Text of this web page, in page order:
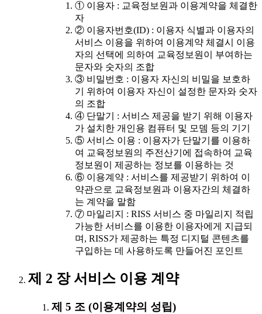
① 이용자 : 교육정보원과 이용계약을 체결한
자
② 이용자번호(ID) : 이용자 식별과 이용자의
서비스 이용을 위하여 이용계약 체결시 이용
자의 선택에 의하여 교육정보원이 부여하는
문자와 숫자의 조합
③ 비밀번호 : 이용자 자신의 비밀을 보호하
기 위하여 이용자 자신이 설정한 문자와 숫자
의 조합
④ 단말기 : 서비스 제공을 받기 위해 이용자
가 설치한 개인용 컴퓨터 및 모뎀 등의 기기
⑤ 서비스 이용 : 이용자가 단말기를 이용하
여 교육정보원의 주전산기에 접속하여 교육
정보원이 제공하는 정보를 이용하는 것
⑥ 이용계약 : 서비스를 제공받기 위하여 이
약관으로 교육정보원과 이용자간의 체결하
는 계약을 말함
⑦ 마일리지 : RISS 서비스 중 마일리지 적립
가능한 서비스를 이용한 이용자에게 지급되
며, RISS가 제공하는 특정 디지털 콘텐츠를
구입하는 데 사용하도록 만들어진 포인트
제 2 장 서비스 이용 계약
제 5 조 (이용계약의 성립)